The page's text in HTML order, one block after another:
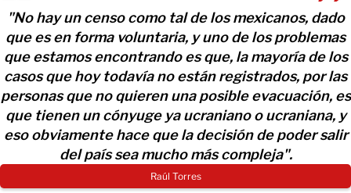
"No hay un censo como tal de los mexicanos, dado
que es en forma voluntaria, y uno de los problemas
que estamos encontrando es que, la mayoría de los
casos que hoy todavía no están registrados, por las
personas que no quieren una posible evacuación, es
que tienen un cónyuge ya ucraniano o ucraniana, y
eso obviamente hace que la decisión de poder salir
del país sea mucho más compleja".
Raúl Torres